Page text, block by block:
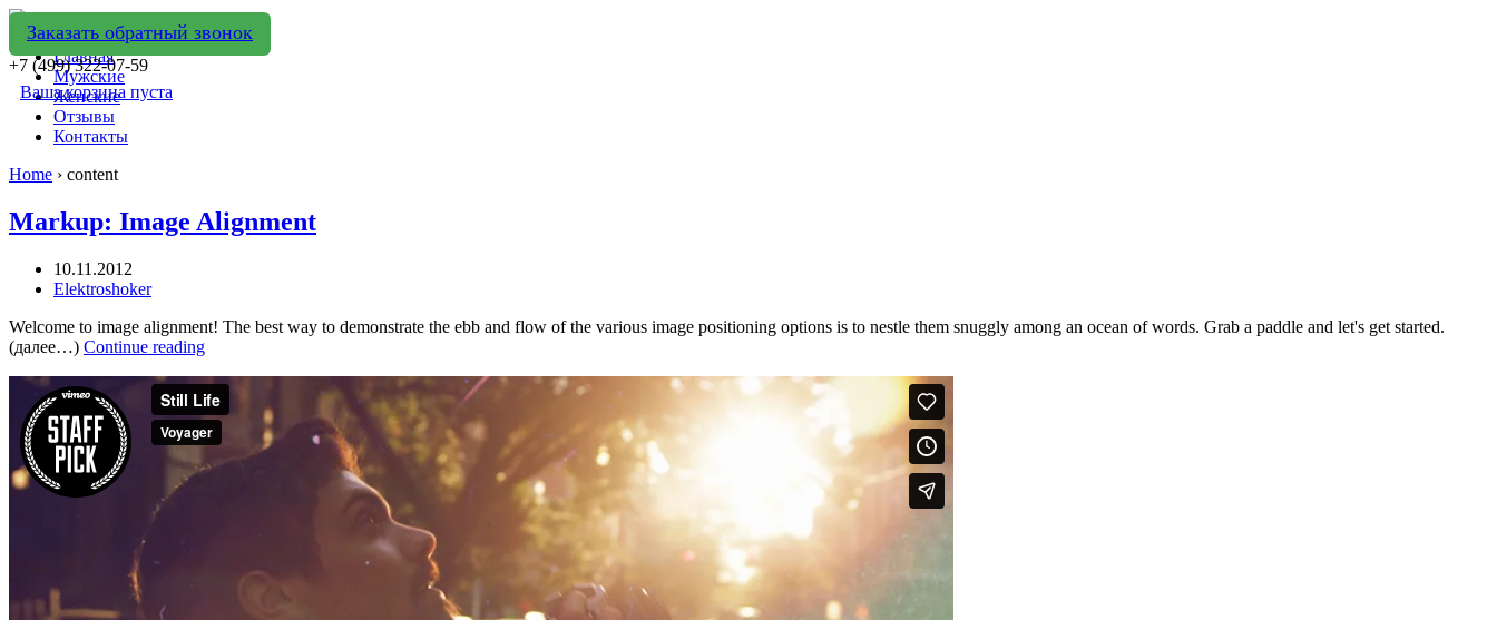
Заказать обратный звонок
+7 (499) 322-07-59
Ваша корзина пуста
Главная
Мужские
Женские
Отзывы
Контакты
Home › content
Markup: Image Alignment
10.11.2012
Elektroshoker
Welcome to image alignment! The best way to demonstrate the ebb and flow of the various image positioning options is to nestle them snuggly among an ocean of words. Grab a paddle and let's get started.
(далее…) Continue reading